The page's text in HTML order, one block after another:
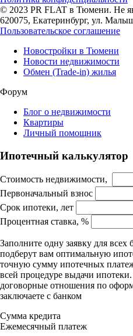
© 2023 PR FLAT в Тюмени. Не
620075, Екатеринбург, ул.
Пользовательское соглашение
Новостройки в Тюмени
Новости недвижимости
Обмен (Trade-in) жилья
Форум
Блог о недвижимости
Квартиры
Личный помощник
Ипотечный калькулятор
Стоимость недвижимости,
Первоначальный взнос
Срок ипотеки, лет
Процентная ставка, %
Заполните одну заявку для
подберут вам оптимальную
точную сумму ипотечных
всей процедуре выдачи
договорные отношения по
заключаете с банком
Сумма кредита
Ежемесячный платеж